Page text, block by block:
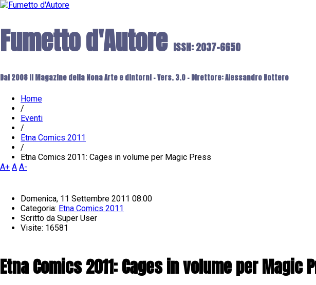
Fumetto d'Autore ISSN: 2037-6650
Dal 2008 il Magazine della Nona Arte e dintorni - Vers. 3.0 - Direttore: Alessandro Bottero
Home
/
Eventi
/
Etna Comics 2011
/
Etna Comics 2011: Cages in volume per Magic Press
A+ A A-
Domenica, 11 Settembre 2011 08:00
Categoria: Etna Comics 2011
Scritto da Super User
Visite: 16581
Etna Comics 2011: Cages in volume per Magic